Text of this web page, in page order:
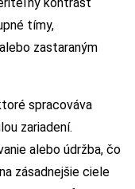
tímy,
zastaraným
spracováva
zariadení.
alebo údržba, čo
zásadnejšie ciele